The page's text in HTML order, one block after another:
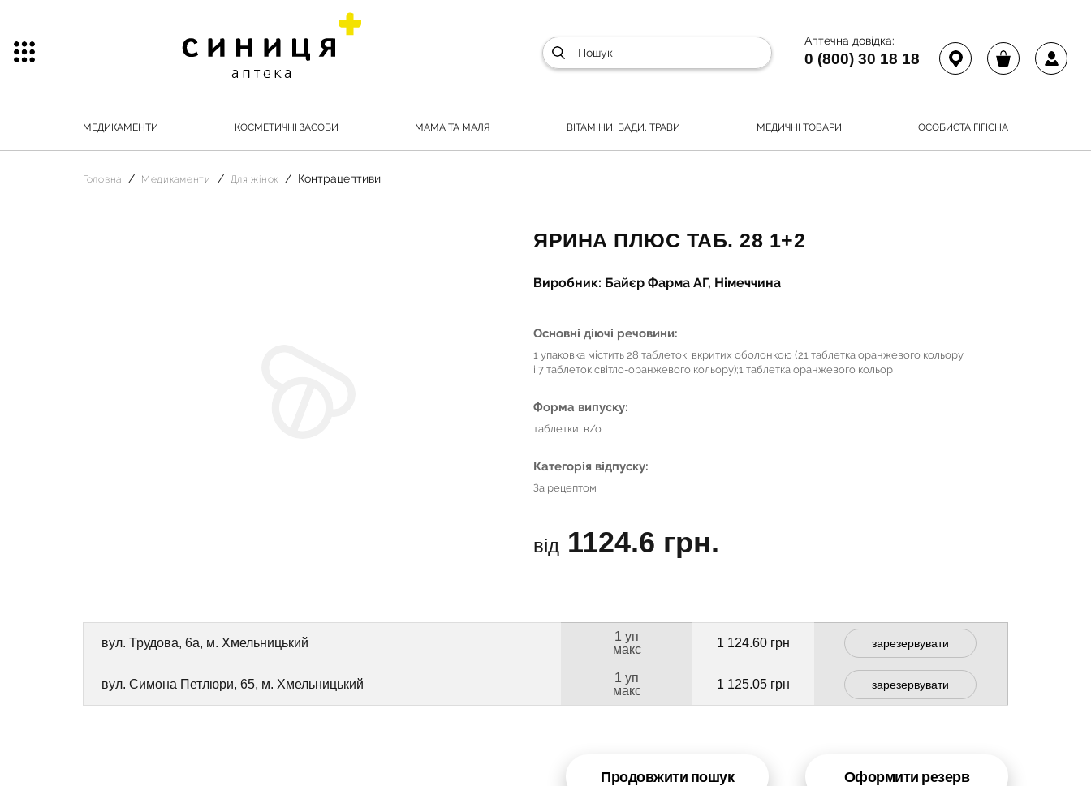
Аптечна довідка:
0 (800) 30 18 18
МЕДИКАМЕНТИ КОСМЕТИЧНІ ЗАСОБИ МАМА ТА МАЛЯ ВІТАМІНИ, БАДИ, ТРАВИ МЕДИЧНІ ТОВАРИ ОСОБИСТА ГІГІЄНА
Головна Медикаменти Для жінок Контрацептиви
ЯРИНА ПЛЮС ТАБ. 28 1+2
Виробник: Байєр Фарма АГ, Німеччина
Основні діючі речовини:
1 упаковка містить 28 таблеток, вкритих оболонкою (21 таблетка оранжевого кольору
і 7 таблеток світло-оранжевого кольору);1 таблетка оранжевого кольор
Форма випуску:
таблетки, в/о
Категорія відпуску:
За рецептом
від 1124.6 грн.
вул. Трудова, 6а, м. Хмельницький
1 уп
макс
1 124.60 грн зарезервувати
вул. Симона Петлюри, 65, м. Хмельницький
1 уп
макс
1 125.05 грн зарезервувати
Продовжити пошук Оформити резерв